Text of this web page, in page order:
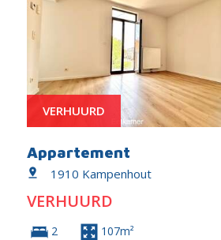
VERHUURD
Appartement
1910 Kampenhout
VERHUURD
2 107m²